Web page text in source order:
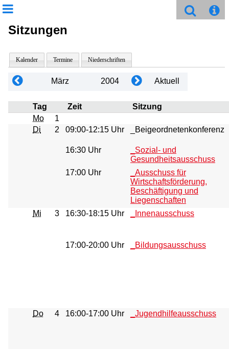
Sitzungen
Kalender Termine Niederschriften
März 2004 Aktuell
Tag Zeit
Sitzung
Mo
1
Di
2 09:00-12:15 Uhr _Beigeordnetenkonferenz
16:30 Uhr
_Sozial- und
Gesundheitsausschuss
17:00 Uhr
_Ausschuss für
Wirtschaftsförderung,
Beschäftigung und
Liegenschaften
Mi
3 16:30-18:15 Uhr _Innenausschuss
17:00-20:00 Uhr _Bildungsausschuss
Do 4 16:00-17:00 Uhr _Jugendhilfeausschuss